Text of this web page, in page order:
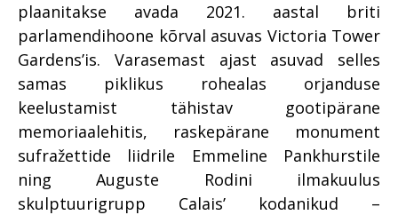
plaanitakse avada 2021. aastal briti
parlamendihoone kõrval asuvas Victoria Tower
Gardens’is. Varasemast ajast asuvad selles
samas piklikus rohealas orjanduse
keelustamist tähistav gootipärane
memoriaalehitis, raskepärane monument
sufražettide liidrile Emmeline Pankhurstile
ning Auguste Rodini ilmakuulus
skulptuurigrupp Calais’ kodanikud –